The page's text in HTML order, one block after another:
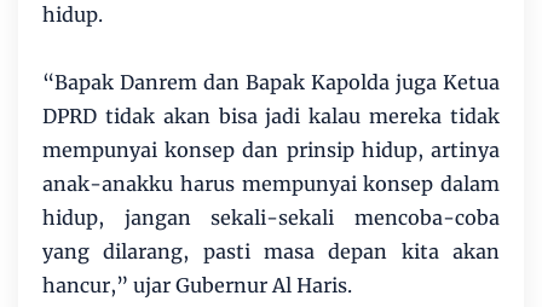
hidup.
“Bapak Danrem dan Bapak Kapolda juga Ketua
DPRD tidak akan bisa jadi kalau mereka tidak
mempunyai konsep dan prinsip hidup, artinya
anak-anakku harus mempunyai konsep dalam
hidup, jangan sekali-sekali mencoba-coba
yang dilarang, pasti masa depan kita akan
hancur,” ujar Gubernur Al Haris.